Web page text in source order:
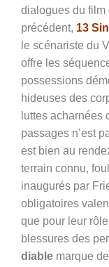
dialogues du film
précédent, 13
le scénariste du
offre les
possessions
hideuses des
luttes acharnées
passages n’est
est bien au
terrain connu,
inaugurés par
obligatoires
que pour leur
blessures des
diable marque